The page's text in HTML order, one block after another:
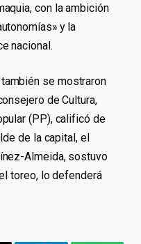
con la ambición
y la
nacional.
se mostraron
de Cultura,
(PP), calificó de
de la capital, el
Almeida, sostuvo
toreo, lo defenderá